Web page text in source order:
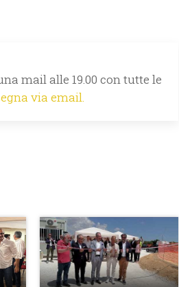
mail alle 19.00 con tutte le
via email.